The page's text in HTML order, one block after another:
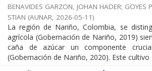
BENAVIDES GARZON, JOHAN HADER; GOYES
STIAN (AUNAR, 2026-05-11)
La región de Nariño, Colombia, se
agrícola (Gobernación de Nariño, 2019)
caña de azúcar un componente
(Gobernación de Nariño, 2020). Este cultivo